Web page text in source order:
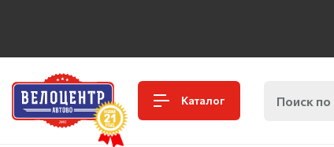
Каталог